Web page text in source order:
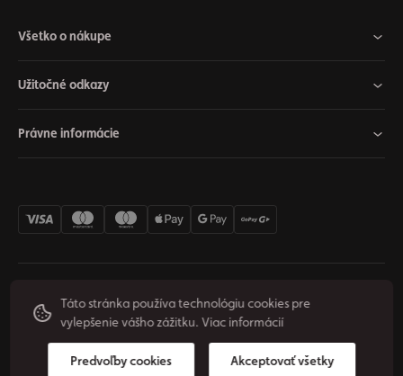
Všetko o nákupe
Užitočné odkazy
Právne informácie
© 2026 Origos Group, s. r. o. - SK. Všetky práva vyhradené.
Nastavenia cookies Odstúpiť od zmluvy
Súkromie
Podmienky používania
Táto stránka používa technológiu cookies pre
vylepšenie vášho zážitku.Viac informácií
Predvoľby cookies Akceptovať všetky